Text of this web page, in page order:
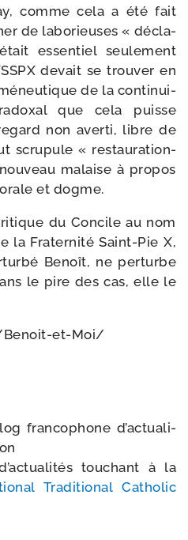
comme cela a été fait
de labo­rieuses « décla­
essen­tiel seule­ment
devait se trou­ver en
de la conti­nui­
que cela puisse
non aver­ti, libre de
scru­pule « res­tau­ra­tion­
malaise à pro­pos
et dogme.
du Concile au nom
la Fraternité Saint-​Pie X,
Benoît, ne per­turbe
le pire des cas, elle le
​Benoit-​et-​Moi/​
fran­co­phone d’ac­tua­li­
tou­chant à la
Traditional Catholic